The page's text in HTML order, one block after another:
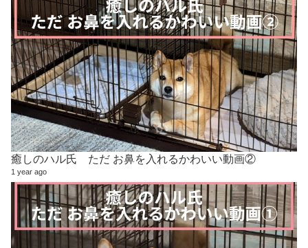
癒しのハル氏 ただ お鼻を入れるかわいい動画②
1 year ago